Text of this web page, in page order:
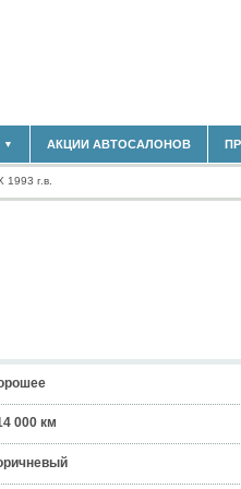
▼ АКЦИИ АВТОСАЛОНОВ
1993 г.в.
000 км